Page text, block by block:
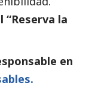
la
en